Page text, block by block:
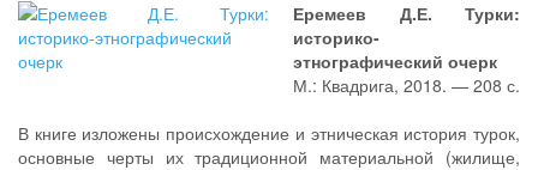
Еремеев Д.Е. Турки:
историко-
этнографический очерк
М.: Квадрига, 2018. — 208 с.
В книге изложены происхождение и этническая история турок,
основные черты их традиционной материальной (жилище,